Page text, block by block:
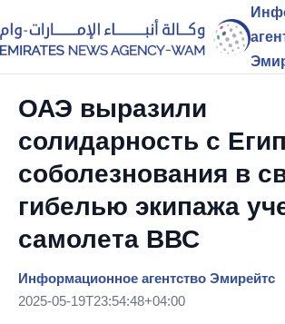
ОАЭ выразили
солидарность с
соболезнования в
гибелью экипажа
самолета ВВС
Информационное агентство Эмирейтс
2025-05-19T23:54:48+04:00